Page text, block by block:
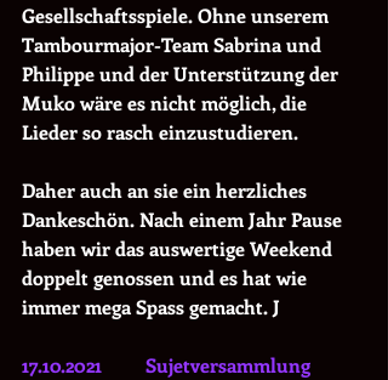
Gesellschaftsspiele. Ohne unserem
Tambourmajor-Team Sabrina und
Philippe und der Unterstützung der
Muko wäre es nicht möglich, die
Lieder so rasch einzustudieren.
Daher auch an sie ein herzliches
Dankeschön. Nach einem Jahr Pause
haben wir das auswertige Weekend
doppelt genossen und es hat wie
immer mega Spass gemacht. J
17.10.2021         Sujetversammlung